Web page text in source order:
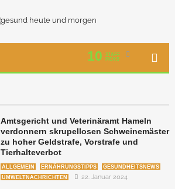
10
STAFF
PICKS
Amtsgericht und Veterinäramt Hameln
verdonnern skrupellosen Schweinemäster
zu hoher Geldstrafe, Vorstrafe und
Tierhalteverbot
ALLGEMEIN ERNÄHRUNGSTIPPS
GESUNDHEITSNEWS
UMWELTNACHRICHTEN
22. Januar 2024